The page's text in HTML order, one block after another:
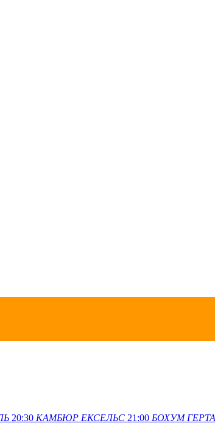
20:30 КАМБЮР ЕКСЕЛЬС 21:00 БОХУМ ГЕРТА